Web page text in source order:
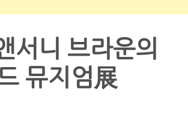
서니 브라운의
뮤지엄展